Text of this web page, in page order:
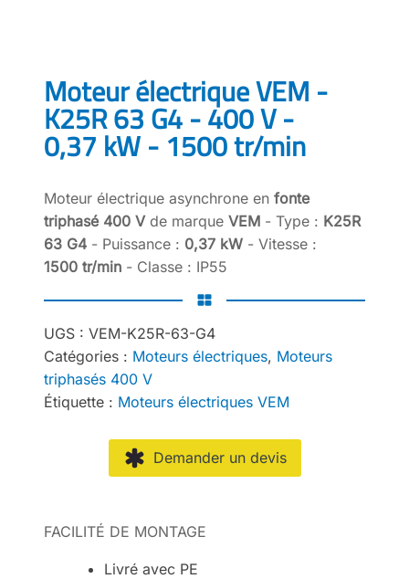
Moteur électrique VEM -
K25R 63 G4 - 400 V -
0,37 kW - 1500 tr/min
Moteur électrique asynchrone en fonte
triphasé 400 V de marque VEM - Type : K25R
63 G4 - Puissance : 0,37 kW - Vitesse :
1500 tr/min - Classe : IP55
UGS : VEM-K25R-63-G4
Catégories : Moteurs électriques, Moteurs
triphasés 400 V
Étiquette : Moteurs électriques VEM
Demander un devis
FACILITÉ DE MONTAGE
Livré avec PE